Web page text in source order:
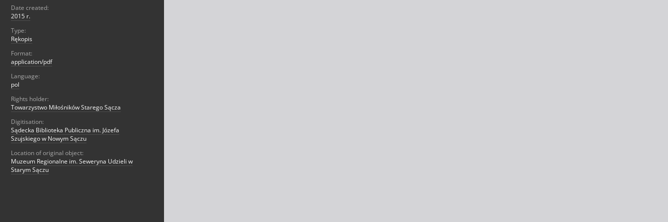
Date created:
2015 r.
Type:
Rękopis
Format:
application/pdf
Language:
pol
Rights holder:
Towarzystwo Miłośników Starego Sącza
Digitisation:
Sądecka Biblioteka Publiczna im. Józefa
Szujskiego w Nowym Sączu
Location of original object:
Muzeum Regionalne im. Seweryna Udzieli w
Starym Sączu